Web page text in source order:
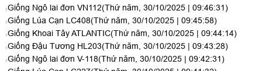
Giống Ngô lai đơn VN112(Thứ năm, 30/10/2025 | 09:46:31)
Giống Lúa Cạn LC408(Thứ năm, 30/10/2025 | 09:45:58)
Giống Khoai Tây ATLANTIC(Thứ năm, 30/10/2025 | 09:44:14)
Giống Đậu Tương HL203(Thứ năm, 30/10/2025 | 09:43:28)
Giống Ngô lai đơn V-118(Thứ năm, 30/10/2025 | 09:42:31)